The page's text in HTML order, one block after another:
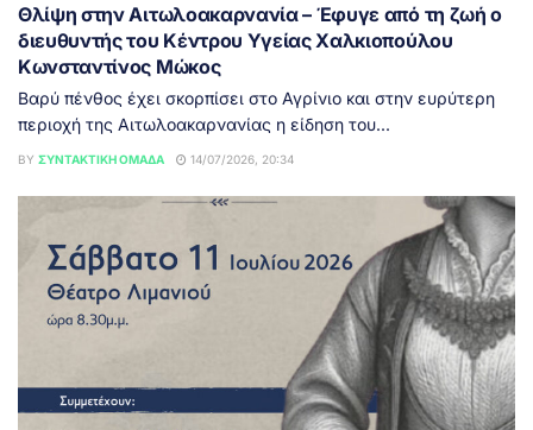
Θλίψη στην Αιτωλοακαρνανία – Έφυγε από τη ζωή ο
διευθυντής του Κέντρου Υγείας Χαλκιοπούλου
Κωνσταντίνος Μώκος
Βαρύ πένθος έχει σκορπίσει στο Αγρίνιο και στην ευρύτερη
περιοχή της Αιτωλοακαρνανίας η είδηση του...
BY ΣΥΝΤΑΚΤΙΚΉ ΟΜΆΔΑ 14/07/2026, 20:34